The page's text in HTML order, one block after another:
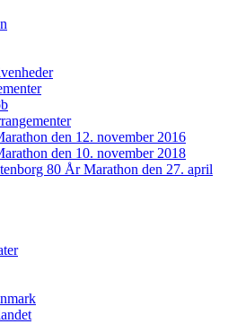
den 12. november 2016
den 10. november 2018
80 År Marathon den 27. april